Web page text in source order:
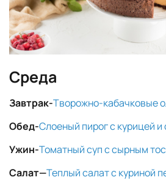
Среда
Завтрак-Творожно-кабачковые
Обед-Слоеный пирог с курицей
Ужин-Томатный суп с сырным
Салат—Теплый салат с куриной